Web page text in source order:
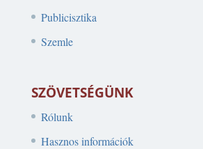
Publicisztika
Szemle
SZÖVETSÉGÜNK
Rólunk
Hasznos információk